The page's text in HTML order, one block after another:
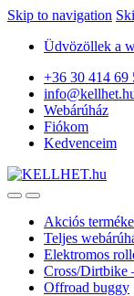
Skip to navigation
Üdvözöllek a
+36 30 414 69
Webárúház
Fiókom
Kedvenceim
Akciós
Teljes
Elektromos
Cross/Dirtbike
Offroad buggy